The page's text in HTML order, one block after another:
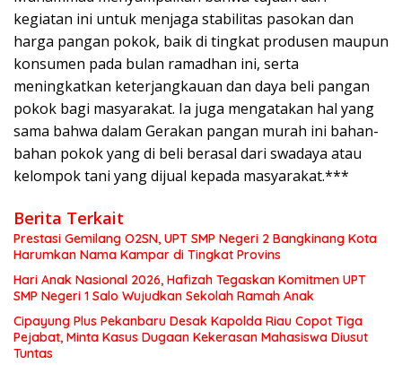
kegiatan ini untuk menjaga stabilitas pasokan dan
harga pangan pokok, baik di tingkat produsen maupun
konsumen pada bulan ramadhan ini, serta
meningkatkan keterjangkauan dan daya beli pangan
pokok bagi masyarakat. Ia juga mengatakan hal yang
sama bahwa dalam Gerakan pangan murah ini bahan-
bahan pokok yang di beli berasal dari swadaya atau
kelompok tani yang dijual kepada masyarakat.***
Berita Terkait
Prestasi Gemilang O2SN, UPT SMP Negeri 2 Bangkinang Kota
Harumkan Nama Kampar di Tingkat Provins
Hari Anak Nasional 2026, Hafizah Tegaskan Komitmen UPT
SMP Negeri 1 Salo Wujudkan Sekolah Ramah Anak
Cipayung Plus Pekanbaru Desak Kapolda Riau Copot Tiga
Pejabat, Minta Kasus Dugaan Kekerasan Mahasiswa Diusut
Tuntas